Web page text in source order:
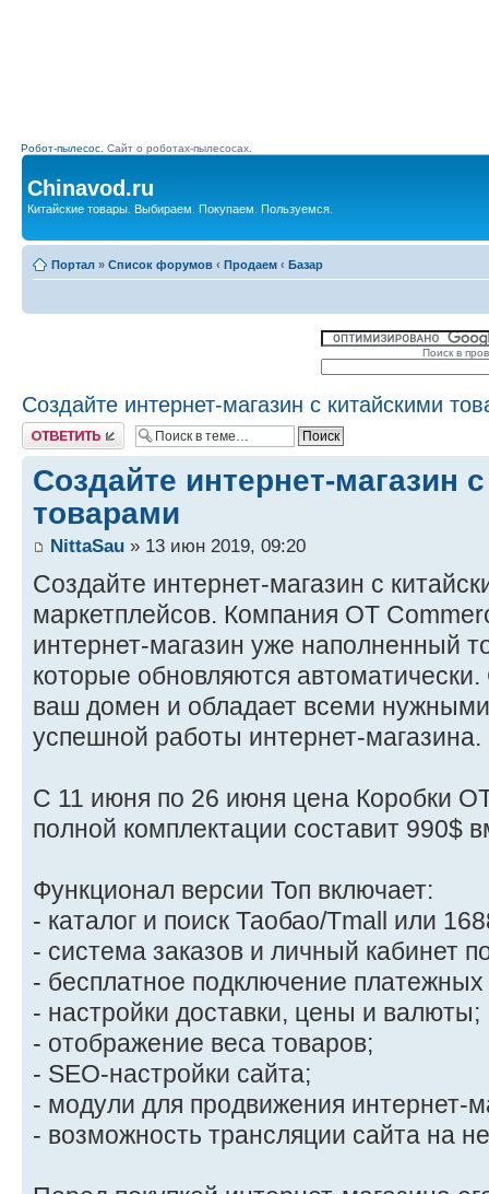
Робот-пылесос. Сайт о роботах-пылесосах.
Chinavod.ru
Китайские товары. Выбираем. Покупаем. Пользуемся.
Портал » Список форумов ‹ Продаем ‹ Базар
Поиск в
Создайте интернет-магазин с китайскими
Комментировать
Создайте интернет-магазин
товарами
NittaSau » 13 июн 2019, 09:20
Создайте интернет-магазин с
маркетплейсов. Компания OT
интернет-магазин уже наполненный
которые обновляются
ваш домен и обладает всеми
успешной работы интернет-магазина.
C 11 июня по 26 июня цена Коробки
полной комплектации составит 990$
Функционал версии Топ включает:
- каталог и поиск Таобао/Tmall или
- система заказов и личный кабинет
- бесплатное подключение
- настройки доставки, цены и валюты;
- отображение веса товаров;
- SEO-настройки сайта;
- модули для продвижения интернет-
- возможность трансляции сайта на